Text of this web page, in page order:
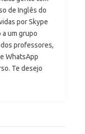
de Inglês do
por Skype
a um grupo
professores,
WhatsApp
Te desejo